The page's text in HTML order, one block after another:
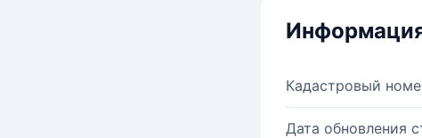
Кадастровый
Дата обновления